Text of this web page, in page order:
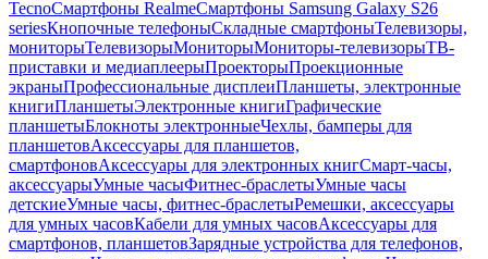
TecnoСмартфоны RealmeСмартфоны Samsung Galaxy S26
seriesКнопочные телефоныСкладные смартфоныТелевизоры,
мониторыТелевизорыМониторыМониторы-телевизорыТВ-
приставки и медиаплеерыПроекторыПроекционные
экраныПрофессиональные дисплеиПланшеты, электронные
книгиПланшетыЭлектронные книгиГрафические
планшетыБлокноты электронныеЧехлы, бамперы для
планшетовАксессуары для планшетов,
смартфоновАксессуары для электронных книгСмарт-часы,
аксессуарыУмные часыФитнес-браслетыУмные часы
детскиеУмные часы, фитнес-браслетыРемешки, аксессуары
для умных часовКабели для умных часовАксессуары для
смартфонов, планшетовЗарядные устройства для телефонов,